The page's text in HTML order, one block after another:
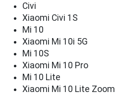
Civi
Xiaomi Civi 1S
Mi 10
Xiaomi Mi 10i 5G
Mi 10S
Xiaomi Mi 10 Pro
Mi 10 Lite
Xiaomi Mi 10 Lite Zoom